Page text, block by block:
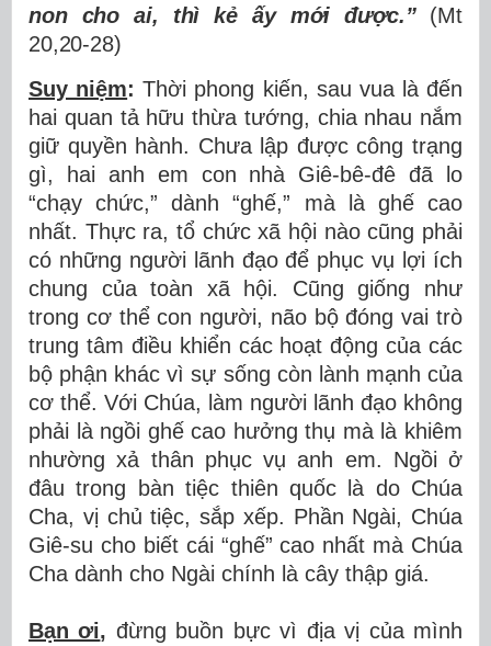
non cho ai, thì kẻ ấy mới được.” (Mt
20,20-28)
Suy niệm: Thời phong kiến, sau vua là đến
hai quan tả hữu thừa tướng, chia nhau nắm
giữ quyền hành. Chưa lập được công trạng
gì, hai anh em con nhà Giê-bê-đê đã lo
“chạy chức,” dành “ghế,” mà là ghế cao
nhất. Thực ra, tổ chức xã hội nào cũng phải
có những người lãnh đạo để phục vụ lợi ích
chung của toàn xã hội. Cũng giống như
trong cơ thể con người, não bộ đóng vai trò
trung tâm điều khiển các hoạt động của các
bộ phận khác vì sự sống còn lành mạnh của
cơ thể. Với Chúa, làm người lãnh đạo không
phải là ngồi ghế cao hưởng thụ mà là khiêm
nhường xả thân phục vụ anh em. Ngồi ở
đâu trong bàn tiệc thiên quốc là do Chúa
Cha, vị chủ tiệc, sắp xếp. Phần Ngài, Chúa
Giê-su cho biết cái “ghế” cao nhất mà Chúa
Cha dành cho Ngài chính là cây thập giá.
Bạn ơi, đừng buồn bực vì địa vị của mình